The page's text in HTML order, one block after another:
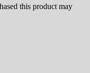
this product may